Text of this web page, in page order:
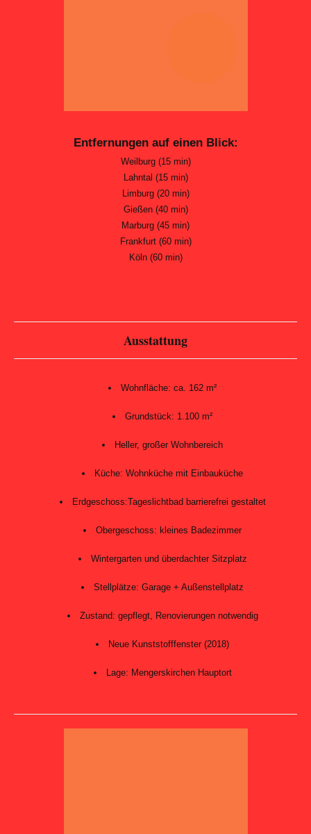
Entfernungen auf einen Blick:
Weilburg (15 min)
Lahntal (15 min)
Limburg (20 min)
Gießen (40 min)
Marburg (45 min)
Frankfurt (60 min)
Köln (60 min)
Ausstattung
Wohnfläche: ca. 162 m²
Grundstück: 1.100 m²
Heller, großer Wohnbereich
Küche: Wohnküche mit Einbauküche
Erdgeschoss:Tageslichtbad barrierefrei gestaltet
Obergeschoss: kleines Badezimmer
Wintergarten und überdachter Sitzplatz
Stellplätze: Garage + Außenstellplatz
Zustand: gepflegt, Renovierungen notwendig
Neue Kunststofffenster (2018)
Lage: Mengerskirchen Hauptort